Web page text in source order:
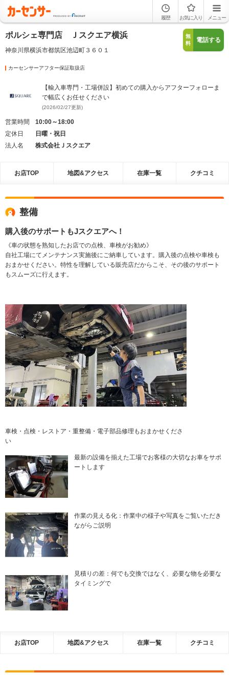
履歴 お気に入り メニュー
ポルシェ専門店 Ｊスクエア横浜
神奈川県横浜市都筑区池辺町３６０１
無
料
電話する
カーセンサーアフター保証取扱店
【輸入車専門・工場併設】初めての購入からアフターフォローま
で幅広くお任せください
(2026/02/27更新)
営業時間
10:00～18:00
定休日
日曜・祝日
法人名
株式会社Ｊスクエア
お店TOP 地図&アクセス 在庫一覧 クチコミ
整備
購入後のサポートもJスクエアへ！
《車の状態を熟知したお店での点検、車検がお勧め》
自社工場にてメンテナンス実施後にご納車しています。購入後の点検や車検も
おまかせください。特性を理解している販売店だからこそ、その後のサポート
もスムーズに行えます。
車検・点検・レストア・重整備・電子部品修理もおまかせくださ
い
最新の設備を揃えた工場でお客様の大切なお車をサポ
ートします
作業の見える化：作業中の様子や写真をご覧いただき
ながらご説明
見積りの差：何でも交換ではなく、必要な物を必要な
タイミングで
お店TOP 地図&アクセス 在庫一覧 クチコミ